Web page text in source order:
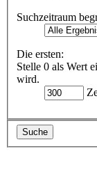
Suchzeitraum
Die ersten:
Stelle 0 als Wert
wird.